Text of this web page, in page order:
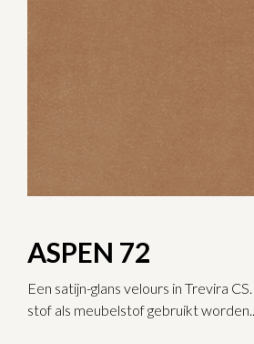
ASPEN 72
Een satijn-glans velours in Trevira
stof als meubelstof gebruikt worden..